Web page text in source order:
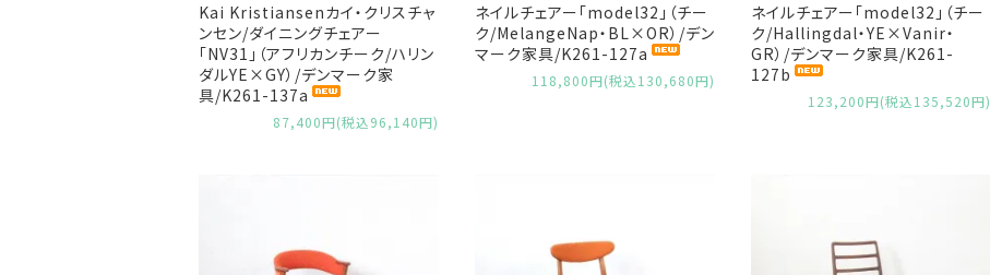
Kai Kristiansenカイ・クリスチャ
ンセン/ダイニングチェアー
「NV31」（アフリカンチーク/ハリン
ダルYE×GY）/デンマーク家
具/K261-137a
87,400円(税込96,140円)
ネイルチェアー「model32」（チー
ク/MelangeNap・BL×OR）/デン
マーク家具/K261-127a
118,800円(税込130,680円)
ネイルチェアー「model32」（チー
ク/Hallingdal・YE×Vanir・
GR）/デンマーク家具/K261-
127b
123,200円(税込135,520円)